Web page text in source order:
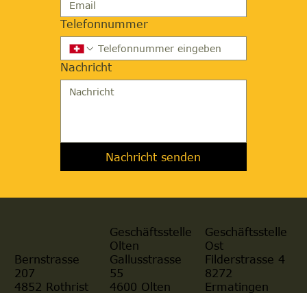
Telefonnummer
Nachricht
Nachricht senden
Bernstrasse
207
4852 Rothrist
Geschäftsstelle
Olten
Gallusstrasse
55
4600 Olten
Geschäftsstelle
Ost
Filderstrasse 4
8272
Ermatingen